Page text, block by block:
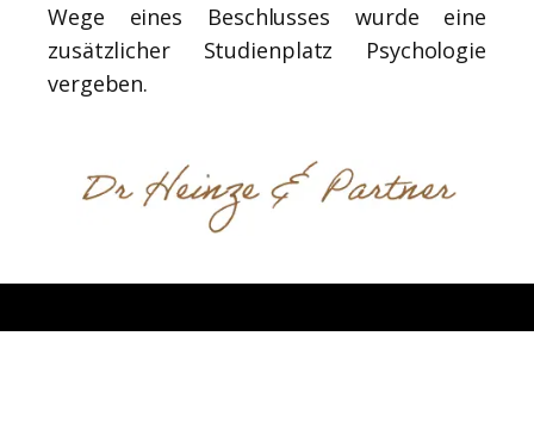
Wege eines Beschlusses wurde eine
zusätzlicher Studienplatz Psychologie
vergeben.